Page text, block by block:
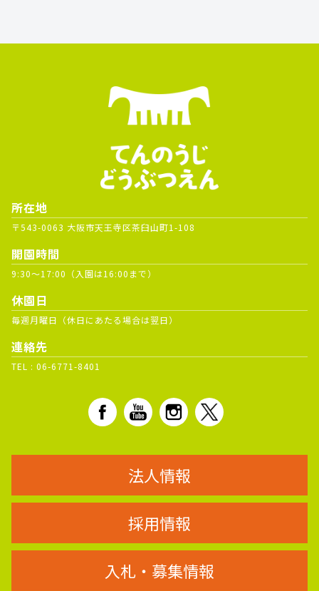
所在地
〒543-0063 大阪市天王寺区茶臼山町1-108
開園時間
9:30～17:00（入園は16:00まで）
休園日
毎週月曜日（休日にあたる場合は翌日）
連絡先
TEL : 06-6771-8401
法人情報
採用情報
入札・募集情報